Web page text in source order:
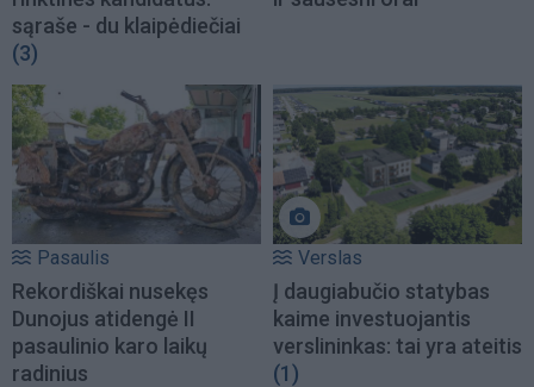
sąraše - du klaipėdiečiai
(3)
Pasaulis
Rekordiškai nusekęs
Dunojus atidengė II
pasaulinio karo laikų
radinius
Verslas
Į daugiabučio statybas
kaime investuojantis
verslininkas: tai yra ateitis
(1)